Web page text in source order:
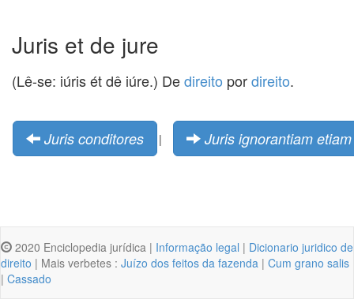
Juris et de jure
(Lê-se: iúris ét dê iúre.) Dedireito pordireito.
Juris conditores | Juris ignorantiam
2020 Enciclopedia jurídica | Informação legal | Dicionario juridico de
direito | Mais verbetes : Juízo dos feitos da fazenda | Cum grano salis
| Cassado